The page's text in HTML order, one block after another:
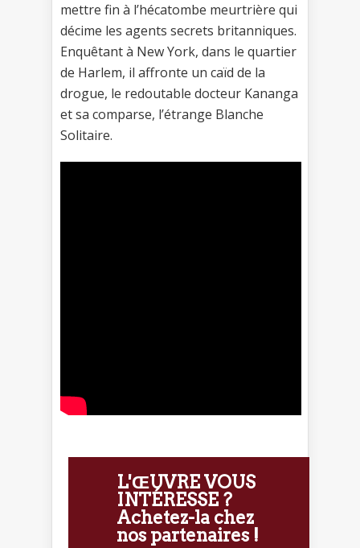
mettre fin à l’hécatombe meurtrière qui
décime les agents secrets britanniques.
Enquêtant à New York, dans le quartier
de Harlem, il affronte un caïd de la
drogue, le redoutable docteur Kananga
et sa comparse, l’étrange Blanche
Solitaire.
L'ŒUVRE VOUS
INTÉRESSE ?
Achetez-la chez
nos partenaires !